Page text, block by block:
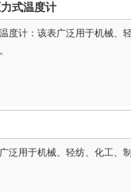
式温度计
度计：该表广泛用于机械、
泛用于机械、轻纺、化工、